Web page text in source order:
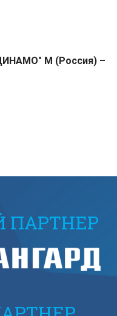
М (Россия) –
ПАРТНЕР